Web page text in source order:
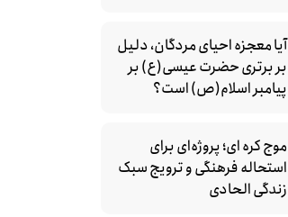
آیا معجزه احیای مردگان، دلیل
بر برتری حضرت عیسی(ع) بر
پیامبر اسلام(ص) است؟
موج کره‌ ای؛ پروژه‌ای برای
استحاله فرهنگی و ترویج سبک
زندگی الحادی